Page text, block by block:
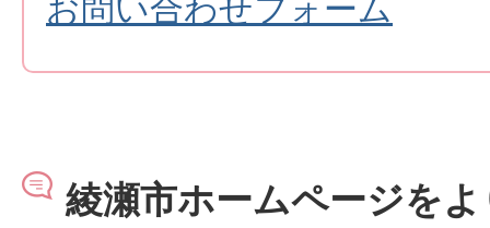
お問い合わせフォーム
綾瀬市ホームページを